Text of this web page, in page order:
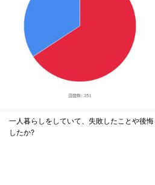
一人暮らしをしていて、失敗したことや後
したか?